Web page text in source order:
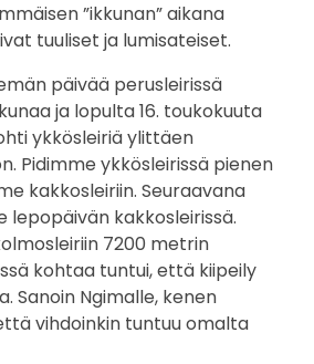
”ikkunan” aikana
tuuliset ja lumisateiset.
päivää perusleirissä
ja lopulta 16. toukokuuta
ykkösleiriä ylittäen
Pidimme ykkösleirissä pienen
kakkosleiriin. Seuraavana
lepopäivän kakkosleirissä.
7200 metrin
kohtaa tuntui, että kiipeily
Sanoin Ngimalle, kenen
vihdoinkin tuntuu omalta